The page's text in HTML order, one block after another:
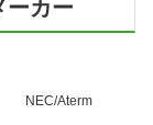
ーカー
NEC/Aterm